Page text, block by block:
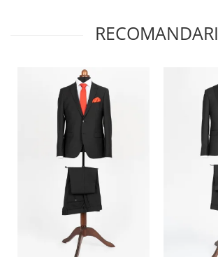
RECOMANDARI